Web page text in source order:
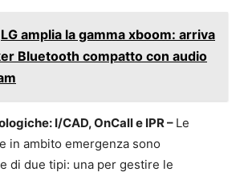
LG amplia la gamma xboom: arriva
Bluetooth compatto con audio
I/CAD, OnCall e IPR – Le
in ambito emergenza sono
di due tipi: una per gestire le